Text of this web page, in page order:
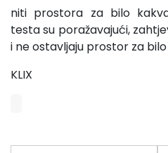
niti prostora za bilo
testa su poražavajući,
i ne ostavljaju prostor za
KLIX